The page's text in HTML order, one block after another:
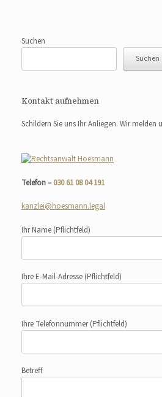
Suchen
Suchen
Kontakt aufnehmen
Schildern Sie uns Ihr Anliegen. Wir melden
Telefon –030 61 08 04 191
kanzlei@hoesmann.legal
Ihr Name (Pflichtfeld)
Ihre E-Mail-Adresse (Pflichtfeld)
Ihre Telefonnummer(Pflichtfeld)
Betreff